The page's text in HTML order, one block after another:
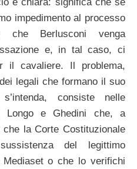
impedimento al processo
che Berlusconi venga
e, in tal caso, ci
il cavaliere. Il problema,
legali che formano il suo
consiste nelle
Longo e Ghedini che, a
la Corte Costituzionale
del legittimo
Mediaset o che lo verifichi